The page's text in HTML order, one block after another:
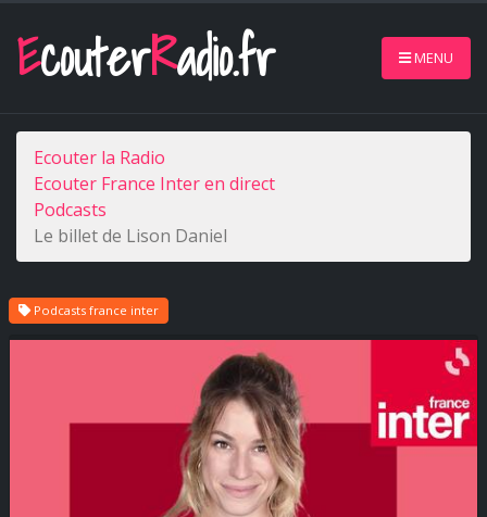
EcouterRadio.fr MENU
Ecouter la Radio
Ecouter France Inter en direct
Podcasts
Le billet de Lison Daniel
Podcasts france inter